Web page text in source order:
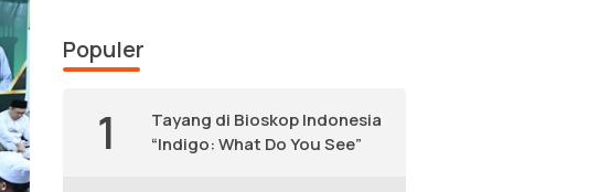
Populer
1
Tayang di Bioskop Indonesia
“Indigo: What Do You See”